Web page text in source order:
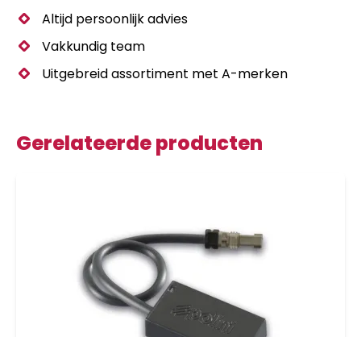
Altijd persoonlijk advies
Vakkundig team
Uitgebreid assortiment met A-merken
Gerelateerde producten